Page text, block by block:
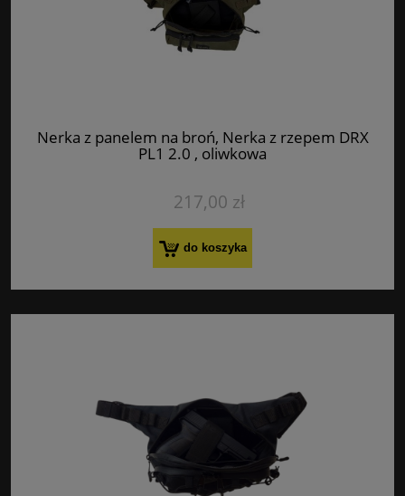
Nerka z panelem na broń, Nerka z rzepem DRX
PL1 2.0 , oliwkowa
217,00 zł
do koszyka